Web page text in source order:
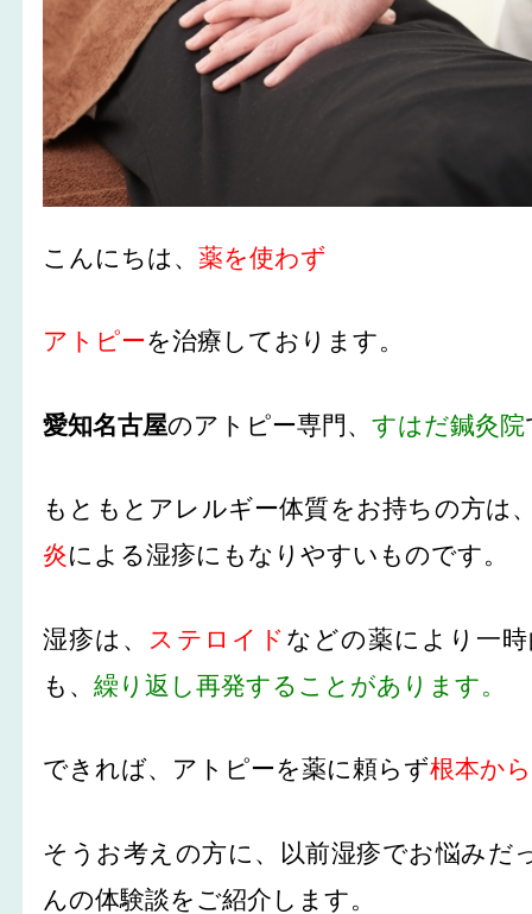
こんにちは、薬を使わず
アトピーを治療しております。
愛知名古屋のアトピー専門、すはだ鍼灸院
もともとアレルギー体質をお持ちの方は
炎による湿疹にもなりやすいものです。
湿疹は、 ステロイド などの薬により一
も、繰り返し再発することがあります。
できれば、アトピーを薬に頼らず根本か
そうお考えの方に、以前湿疹でお悩みだ
んの体験談をご紹介します。